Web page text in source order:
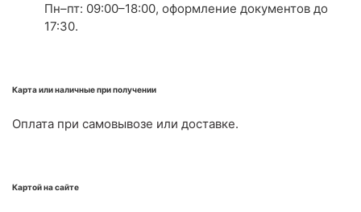
Пн–пт: 09:00–18:00, оформление документов до
17:30.
Карта или наличные при получении
Оплата при самовывозе или доставке.
Картой на сайте